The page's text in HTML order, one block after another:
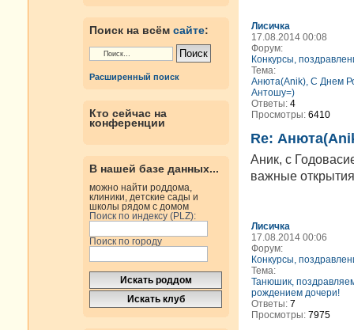
Поиск на всём сайте:
Расширенный поиск
Кто сейчас на
конференции
В нашей базе данных...
можно найти роддома,
клиники, детские сады и
школы рядом с домом
Поиск по индексу (PLZ):
Поиск по городу
Лисичка
17.08.2014 00:08
Форум:
Конкурсы,
Тема:
Анюта(Anik), С Днем
Антошу=)
Ответы: 4
Просмотры: 6410
Re:
Аник, с
важные
Лисичка
17.08.2014 00:06
Форум:
Конкурсы,
Тема:
Танюшик,
рождением дочери!
Ответы: 7
Просмотры: 7975